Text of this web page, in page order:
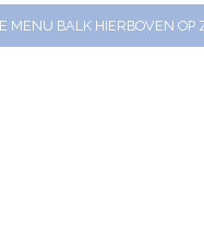
MENU BALK HIERBOVEN